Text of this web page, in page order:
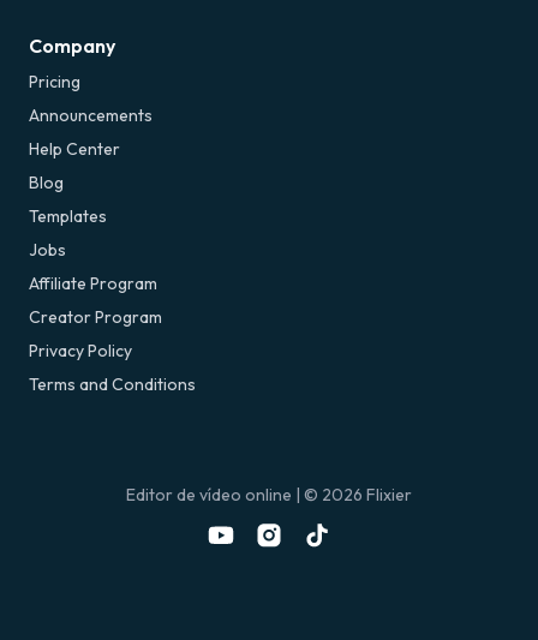
Company
Pricing
Announcements
Help Center
Blog
Templates
Jobs
Affiliate Program
Creator Program
Privacy Policy
Terms and Conditions
Editor de vídeo online | © 2026 Flixier